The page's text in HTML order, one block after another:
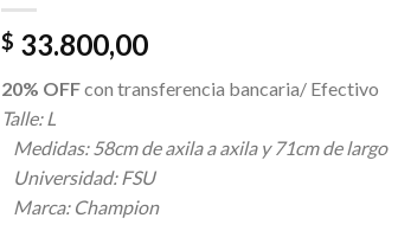
$ 33.800,00
20% OFFcon transferencia bancaria/ Efectivo
Talle: L
Medidas: 58cm de axila a axila y 71cm de largo
Universidad: FSU
Marca: Champion